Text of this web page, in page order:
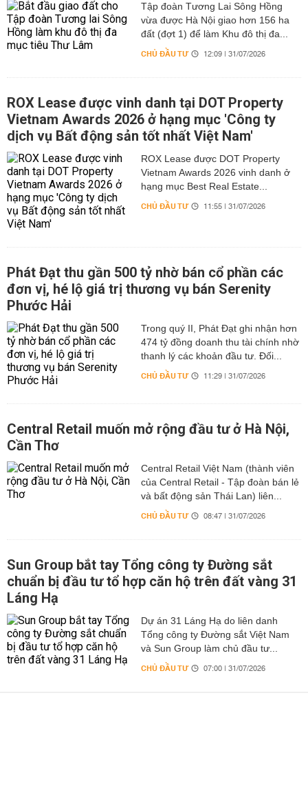
Tập đoàn Tương Lai Sông Hồng
vừa được Hà Nội giao hơn 156 ha
đất (đợt 1) để làm Khu đô thị đa...
CHỦ ĐẦU TƯ 12:09 | 31/07/2026
ROX Lease được vinh danh tại DOT Property
Vietnam Awards 2026 ở hạng mục 'Công ty
dịch vụ Bất động sản tốt nhất Việt Nam'
ROX Lease được DOT Property
Vietnam Awards 2026 vinh danh ở
hạng mục Best Real Estate...
CHỦ ĐẦU TƯ 11:55 | 31/07/2026
Phát Đạt thu gần 500 tỷ nhờ bán cổ phần các
đơn vị, hé lộ giá trị thương vụ bán Serenity
Phước Hải
Trong quý II, Phát Đạt ghi nhận hơn
474 tỷ đồng doanh thu tài chính nhờ
thanh lý các khoản đầu tư. Đối...
CHỦ ĐẦU TƯ 11:29 | 31/07/2026
Central Retail muốn mở rộng đầu tư ở Hà Nội,
Cần Thơ
Central Retail Việt Nam (thành viên
của Central Retail - Tập đoàn bán lẻ
và bất động sản Thái Lan) liên...
CHỦ ĐẦU TƯ 08:47 | 31/07/2026
Sun Group bắt tay Tổng công ty Đường sắt
chuẩn bị đầu tư tổ hợp căn hộ trên đất vàng 31
Láng Hạ
Dự án 31 Láng Hạ do liên danh
Tổng công ty Đường sắt Việt Nam
và Sun Group làm chủ đầu tư...
CHỦ ĐẦU TƯ 07:00 | 31/07/2026